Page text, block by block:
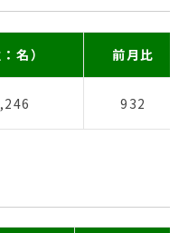
名） 前月比
932